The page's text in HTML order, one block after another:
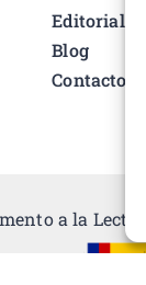
Editorial
Blog
Contacto
a la